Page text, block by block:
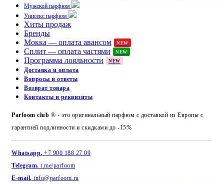
Мужской парфюм
Унисекс парфюм
Хиты продаж
Бренды
Мокка — оплата авансом
NEW
Сплит — оплата частями NEW
Программа лояльности NEW
Доставка и оплата
Вопросы и ответы
Возврат товара
Контакты и реквизиты
Parfoom club ® - это оригинальный парфюм с доставкой из Европы с
гарантией подлинности и скидками до -15%
Whatsapp. +7 900 188 27 09
Telegram. t.me/parfoom
E-mail. info@parfoom.ru